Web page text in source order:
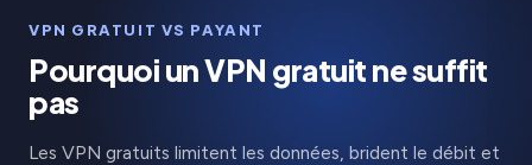
VPN GRATUIT VS PAYANT
Pourquoi un VPN gratuit ne suffit
pas
Les VPN gratuits limitent les données, brident le débit et